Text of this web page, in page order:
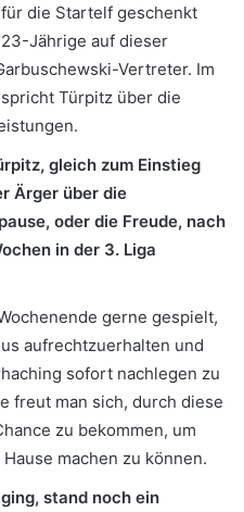
die Startelf geschenkt
Jährige auf dieser
Vertreter. Im
spricht Türpitz über die
gleich zum Einstieg
Ärger über die
oder die Freude, nach
in der 3. Liga
gerne gespielt,
aufrechtzuerhalten und
sofort nachlegen zu
freut man sich, durch diese
zu bekommen, um
machen zu können.
stand noch ein